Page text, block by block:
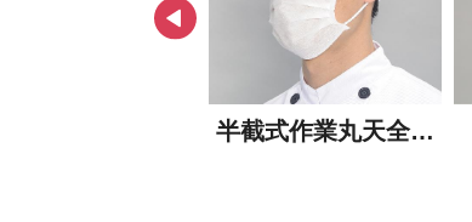
半截式作業丸天全布